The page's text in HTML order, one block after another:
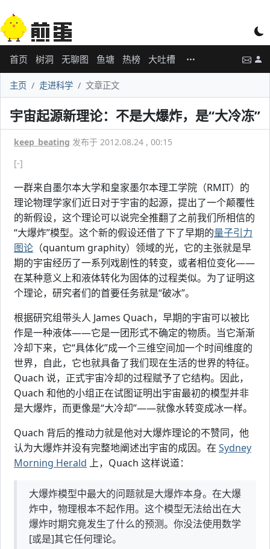
首页 树洞 无聊图 鱼塘 热榜 大吐槽
主页 走进科学 文章正文
宇宙起源新理论：不是大爆炸，是“大冷冻”
keep_beating 发布于 2012.08.24 , 00:15
[-]
一群来自墨尔本大学和皇家墨尔本理工学院（RMIT）的
理论物理学家们近日对于宇宙的起源，提出了一个颠覆性
的新假设，这个理论可以说完全推翻了之前我们所相信的
“大爆炸”模型。这个新的假设还借了下了早期的量子引力
图论 （quantum graphity）领域的光，它的主张就是早
期的宇宙经历了一系列戏剧性的转变，或者相位变化——
在某种意义上和液体转化为固体的过程类似。为了证明这
个理论，研究者们的首要任务就是“破冰”。
根据研究组带头人 James Quach，早期的宇宙可以被比
作是一种液体——它是一团形式不确定的物质。当它渐渐
冷却下来，它“具体化”成一个三维空间加一个时间维度的
世界，自此，它也就具备了我们现在生活的世界的特征。
Quach 说，正式宇宙冷却的过程赋予了它结构。因此，
Quach 和他的小组正在试图证明出宇宙最初的模型并非
是大爆炸，而更像是“大冷却”——就像水转变成冰一样。
Quach 背后的推动力就是他对大爆炸理论的不赞同，他
认为大爆炸并没有完整地阐述出宇宙的成因。在 Sydney
Morning Herald 上，Quach 这样说道：
大爆炸模型中最大的问题就是大爆炸本身。在大爆
炸中，物理根本不起作用。这个模型无法给出在大
爆炸时期究竟发生了什么的预测。你没法使用数学
[或是]其它任何理论。